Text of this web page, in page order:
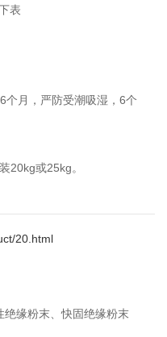
表
个月，严防受潮吸湿，6个
20kg或25kg。
20.html
缘粉末、快固绝缘粉末